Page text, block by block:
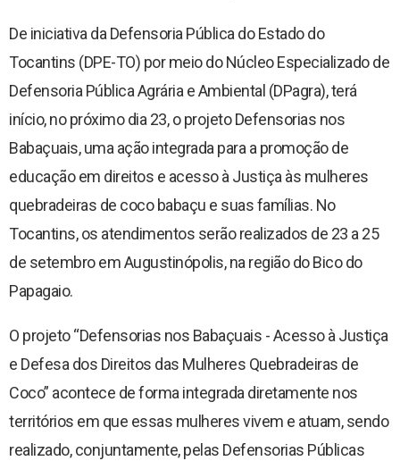
De iniciativa da Defensoria Pública do Estado do
Tocantins (DPE-TO) por meio do Núcleo Especializado de
Defensoria Pública Agrária e Ambiental (DPagra), terá
início, no próximo dia 23, o projeto Defensorias nos
Babaçuais, uma ação integrada para a promoção de
educação em direitos e acesso à Justiça às mulheres
quebradeiras de coco babaçu e suas famílias. No
Tocantins, os atendimentos serão realizados de 23 a 25
de setembro em Augustinópolis, na região do Bico do
Papagaio.
O projeto “Defensorias nos Babaçuais - Acesso à Justiça
e Defesa dos Direitos das Mulheres Quebradeiras de
Coco” acontece de forma integrada diretamente nos
territórios em que essas mulheres vivem e atuam, sendo
realizado, conjuntamente, pelas Defensorias Públicas